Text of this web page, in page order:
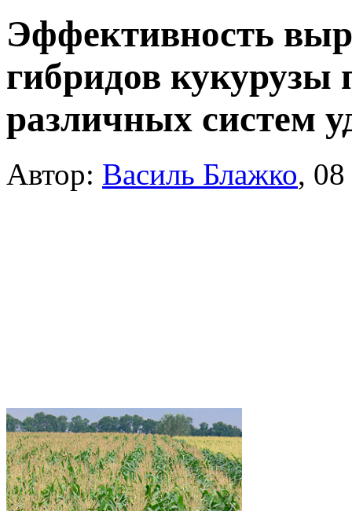
Эффективность
гибридов
различных систем
Автор: Василь Блажко,